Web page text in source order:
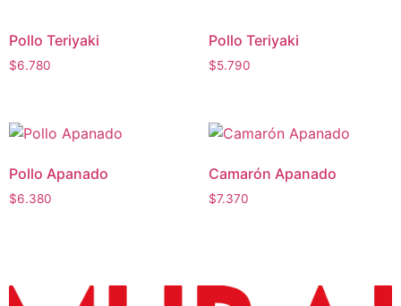
Pollo Teriyaki
$6.780
Pollo Teriyaki
$5.790
Pollo Apanado
$6.380
Camarón Apanado
$7.370